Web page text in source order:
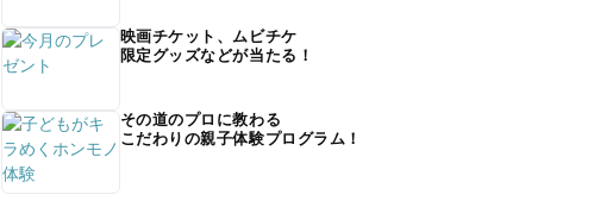
映画チケット、ムビチケ
限定グッズなどが当たる！
その道のプロに教わる
こだわりの親子体験プログラム！